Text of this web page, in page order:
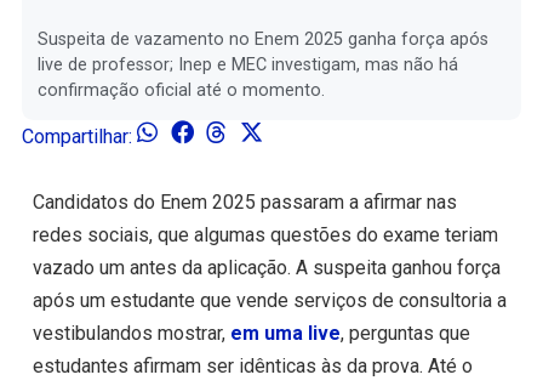
Suspeita de vazamento no Enem 2025 ganha força após
live de professor; Inep e MEC investigam, mas não há
confirmação oficial até o momento.
Compartilhar:
Candidatos do Enem 2025 passaram a afirmar nas
redes sociais, que algumas questões do exame teriam
vazado um antes da aplicação. A suspeita ganhou força
após um estudante que vende serviços de consultoria a
vestibulandos mostrar, em uma live, perguntas que
estudantes afirmam ser idênticas às da prova. Até o